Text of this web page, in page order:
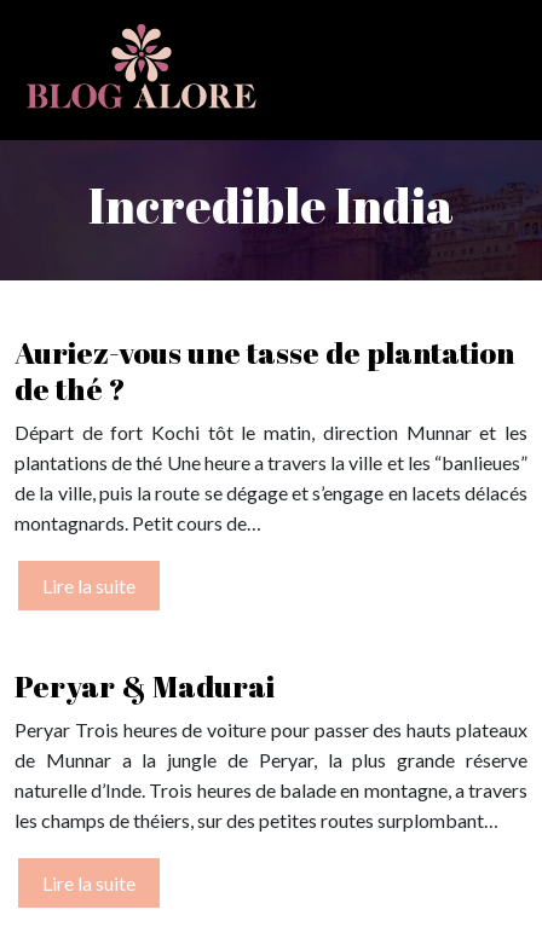
Incredible India
Auriez-vous une tasse de plantation
de thé ?
Départ de fort Kochi tôt le matin, direction Munnar et les
plantations de thé Une heure a travers la ville et les “banlieues”
de la ville, puis la route se dégage et s’engage en lacets délacés
montagnards. Petit cours de…
Lire la suite
Peryar & Madurai
Peryar Trois heures de voiture pour passer des hauts plateaux
de Munnar a la jungle de Peryar, la plus grande réserve
naturelle d’Inde. Trois heures de balade en montagne, a travers
les champs de théiers, sur des petites routes surplombant…
Lire la suite